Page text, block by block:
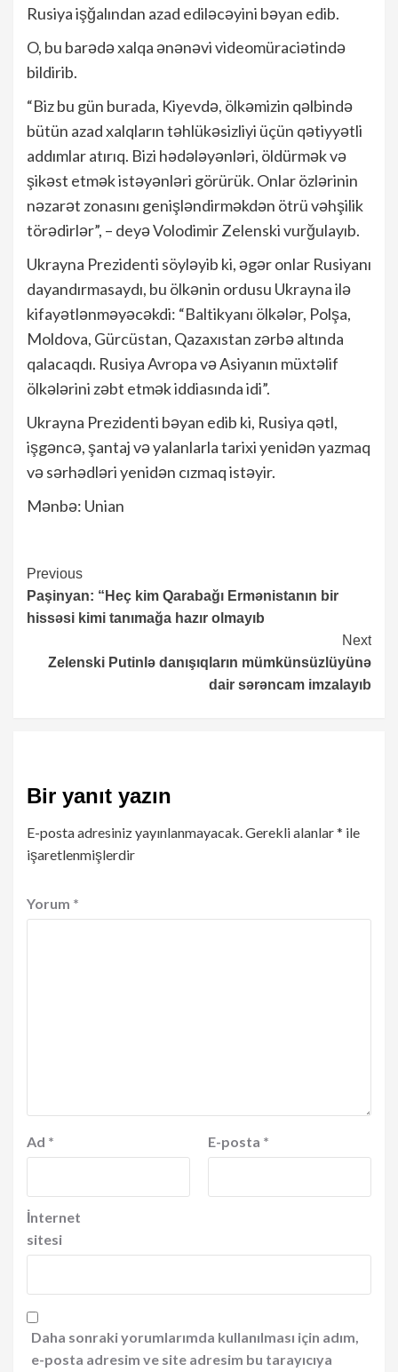
Rusiya işğalından azad ediləcəyini bəyan edib.
O, bu barədə xalqa ənənəvi videomüraciətində
bildirib.
“Biz bu gün burada, Kiyevdə, ölkəmizin qəlbində
bütün azad xalqların təhlükəsizliyi üçün qətiyyətli
addımlar atırıq. Bizi hədələyənləri, öldürmək və
şikəst etmək istəyənləri görürük. Onlar özlərinin
nəzarət zonasını genişləndirməkdən ötrü vəhşilik
törədirlər”, – deyə Volodimir Zelenski vurğulayıb.
Ukrayna Prezidenti söyləyib ki, əgər onlar Rusiyanı
dayandırmasaydı, bu ölkənin ordusu Ukrayna ilə
kifayətlənməyəcəkdi: “Baltikyanı ölkələr, Polşa,
Moldova, Gürcüstan, Qazaxıstan zərbə altında
qalacaqdı. Rusiya Avropa və Asiyanın müxtəlif
ölkələrini zəbt etmək iddiasında idi”.
Ukrayna Prezidenti bəyan edib ki, Rusiya qətl,
işgəncə, şantaj və yalanlarla tarixi yenidən yazmaq
və sərhədləri yenidən cızmaq istəyir.
Mənbə: Unian
Continue
Reading
Previous
Paşinyan: “Heç kim Qarabağı Ermənistanın bir
hissəsi kimi tanımağa hazır olmayıb
Next
Zelenski Putinlə danışıqların mümkünsüzlüyünə
dair sərəncam imzalayıb
Bir yanıt yazın
E-posta adresiniz yayınlanmayacak.Gerekli alanlar* ile
işaretlenmişlerdir
Yorum *
Ad * E-posta *
İnternet
sitesi
Daha sonraki yorumlarımda kullanılması için adım,
e-posta adresim ve site adresim bu tarayıcıya